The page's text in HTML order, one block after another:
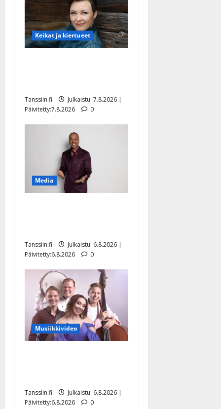
Keikat ja kiertueet
Tanssiin.fi
Julkaistu: 7.8.2026 |
Päivitetty:7.8.2026
0
Media
Tanssiin.fi
Julkaistu: 6.8.2026 |
Päivitetty:6.8.2026
0
Musiikkivideo
Tanssiin.fi
Julkaistu: 6.8.2026 |
Päivitetty:6.8.2026
0